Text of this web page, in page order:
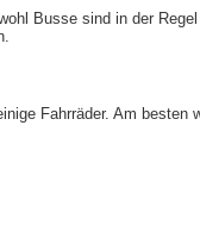
Busse sind in der
Fahrräder. Am